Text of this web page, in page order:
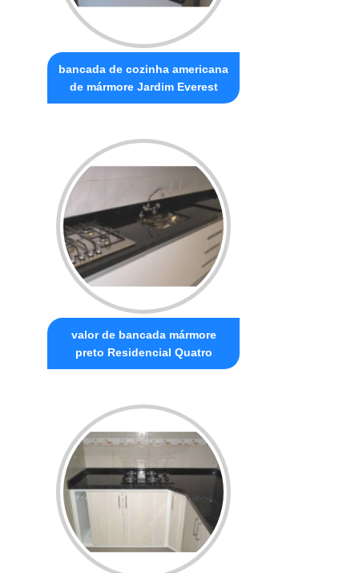
bancada de cozinha americana
de mármore Jardim Everest
valor de bancada mármore
preto Residencial Quatro